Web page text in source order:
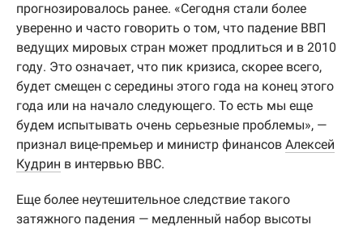
прогнозировалось ранее. «Сегодня стали более
уверенно и часто говорить о том, что падение ВВП
ведущих мировых стран может продлиться и в 2010
году. Это означает, что пик кризиса, скорее всего,
будет смещен с середины этого года на конец этого
года или на начало следующего. То есть мы еще
будем испытывать очень серьезные проблемы», —
признал вице-премьер и министр финансов Алексей
Кудрин в интервью BBC.
Еще более неутешительное следствие такого
затяжного падения — медленный набор высоты